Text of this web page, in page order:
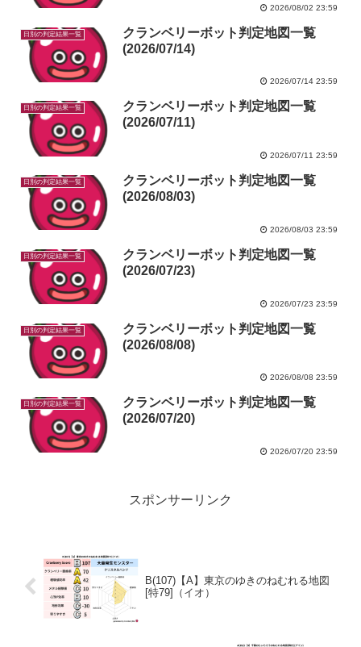
2026/08/02 23:59
日別の判定結果一覧
クランベリーボット判定地図一覧
(2026/07/14)
2026/07/14 23:59
日別の判定結果一覧
クランベリーボット判定地図一覧
(2026/07/11)
2026/07/11 23:59
日別の判定結果一覧
クランベリーボット判定地図一覧
(2026/08/03)
2026/08/03 23:59
日別の判定結果一覧
クランベリーボット判定地図一覧
(2026/07/23)
2026/07/23 23:59
日別の判定結果一覧
クランベリーボット判定地図一覧
(2026/08/08)
2026/08/08 23:59
日別の判定結果一覧
クランベリーボット判定地図一覧
(2026/07/20)
2026/07/20 23:59
スポンサーリンク
B(107)【A】東京のゆきのねむれる地図
[特79]（イオ）